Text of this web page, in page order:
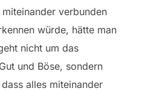
verbunden
würde, hätte man
nicht um das
und Böse, sondern
alles miteinander